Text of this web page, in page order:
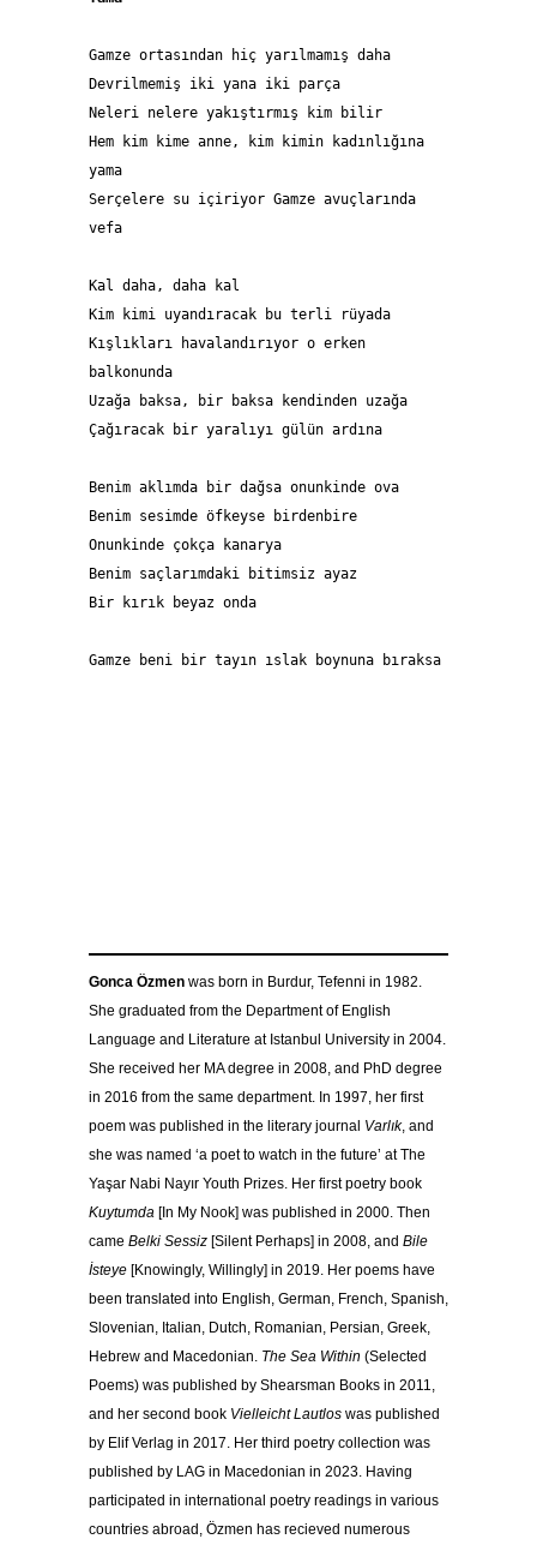
Gamze ortasından hiç yarılmamış daha
Devrilmemiş iki yana iki parça
Neleri nelere yakıştırmış kim bilir
Hem kim kime anne, kim kimin kadınlığına
yama
Serçelere su içiriyor Gamze avuçlarında
vefa
Kal daha, daha kal
Kim kimi uyandıracak bu terli rüyada
Kışlıkları havalandırıyor o erken
balkonunda
Uzağa baksa, bir baksa kendinden uzağa
Çağıracak bir yaralıyı gülün ardına
Benim aklımda bir dağsa onunkinde ova
Benim sesimde öfkeyse birdenbire
Onunkinde çokça kanarya
Benim saçlarımdaki bitimsiz ayaz
Bir kırık beyaz onda
Gonca Özmen was born in Burdur, Tefenni in 1982.
She graduated from the Department of English
Language and Literature at Istanbul University in 2004.
She received her MA degree in 2008, and PhD degree
in 2016 from the same department. In 1997, her first
poem was published in the literary journal Varlık, and
she was named ‘a poet to watch in the future’ at The
Yaşar Nabi Nayır Youth Prizes. Her first poetry book
Kuytumda [In My Nook] was published in 2000. Then
came Belki Sessiz [Silent Perhaps] in 2008, and Bile
İsteye [Knowingly, Willingly] in 2019. Her poems have
been translated into English, German, French, Spanish,
Slovenian, Italian, Dutch, Romanian, Persian, Greek,
Hebrew and Macedonian. The Sea Within (Selected
Poems) was published by Shearsman Books in 2011,
and her second book Vielleicht Lautlos was published
by Elif Verlag in 2017. Her third poetry collection was
published by LAG in Macedonian in 2023. Having
participated in international poetry readings in various
countries abroad, Özmen has recieved numerous